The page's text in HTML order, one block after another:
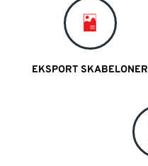
EKSPORT SKABELONER